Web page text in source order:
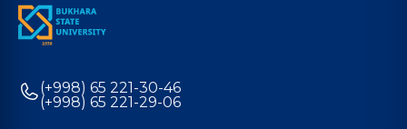
(+998) 65 221-30-46
(+998) 65 221-29-06